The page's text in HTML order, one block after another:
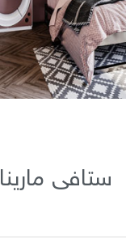
ستافی مارینا